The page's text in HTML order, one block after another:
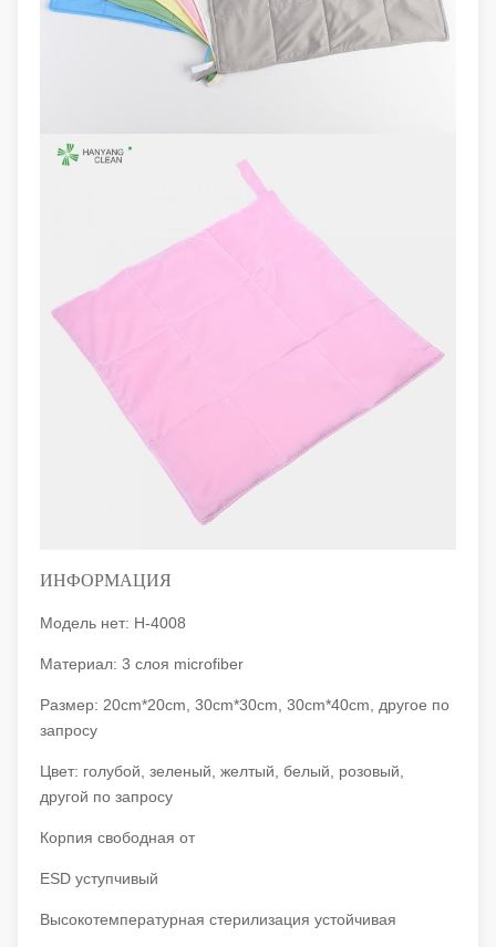
ИНФОРМАЦИЯ
Модель нет: H-4008
Материал: 3 слоя microfiber
Размер: 20cm*20cm, 30cm*30cm, 30cm*40cm, другое по
запросу
Цвет: голубой, зеленый, желтый, белый, розовый,
другой по запросу
Корпия свободная от
ESD уступчивый
Высокотемпературная стерилизация устойчивая